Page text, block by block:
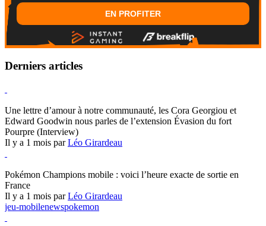
EN PROFITER
Derniers articles
Une lettre d’amour à notre communauté, les Cora Georgiou et
Edward Goodwin nous parles de l’extension Évasion du fort
Pourpre (Interview)
Il y a 1 mois parLéo Girardeau
Pokémon Champions mobile : voici l’heure exacte de sortie en
France
Il y a 1 mois parLéo Girardeau
jeu-mobilenewspokemon